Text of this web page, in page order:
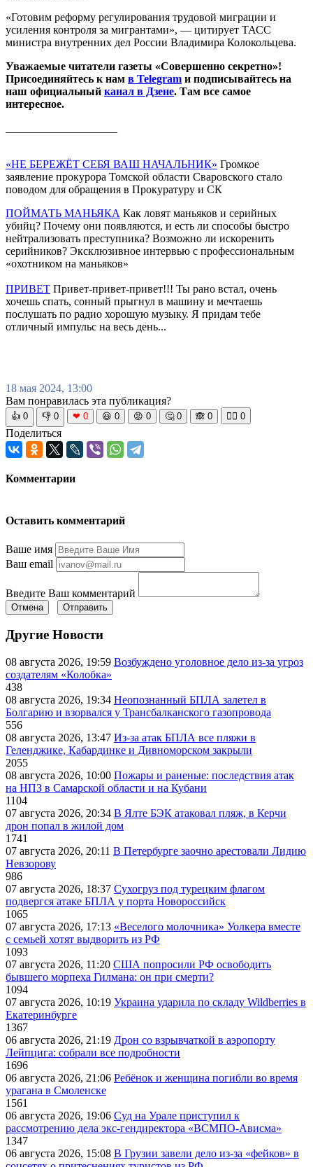
«Готовим реформу регулирования трудовой миграции и
усиления контроля за мигрантами», — цитирует ТАСС
министра внутренних дел России Владимира Колокольцева.
Уважаемые читатели газеты «Совершенно секретно»!
Присоединяйтесь к нам в Telegram и подписывайтесь на
наш официальный канал в Дзене. Там все самое
интересное.
«НЕ БЕРЕЖЁТ СЕБЯ ВАШ НАЧАЛЬНИК» Громкое
заявление прокурора Томской области Сваровского стало
поводом для обращения в Прокуратуру и СК
ПОЙМАТЬ МАНЬЯКА Как ловят маньяков и серийных
убийц? Почему они появляются, и есть ли способы быстро
нейтрализовать преступника? Возможно ли искоренить
серийников? Эксклюзивное интервью с профессиональным
«охотником на маньяков»
ПРИВЕТ Привет-привет-привет!!! Ты рано встал, очень
хочешь спать, сонный прыгнул в машину и мечтаешь
послушать по радио хорошую музыку. Я придам тебе
отличный импульс на весь день...
18 мая 2024, 13:00
Вам понравилась эта публикация?
👍 0 👎 0 ❤ 0 😆 0 😡 0 🤔 0 🙈 0 🧘‍♀️ 0
Поделиться
Комментарии
Оставить комментарий
Ваше имя
Ваш email
Введите Ваш комментарий
Отмена Отправить
Другие Новости
08 августа 2026, 19:59 Возбуждено уголовное дело из-за угроз
создателям «Колобка»
438
08 августа 2026, 19:34 Неопознанный БПЛА залетел в
Болгарию и взорвался у Трансбалканского газопровода
556
08 августа 2026, 13:47 Из-за атак БПЛА все пляжи в
Геленджике, Кабардинке и Дивноморском закрыли
2055
08 августа 2026, 10:00 Пожары и раненые: последствия атак
на НПЗ в Самарской области и на Кубани
1104
07 августа 2026, 20:34 В Ялте БЭК атаковал пляж, в Керчи
дрон попал в жилой дом
1741
07 августа 2026, 20:11 В Петербурге заочно арестовали Лидию
Невзорову
986
07 августа 2026, 18:37 Сухогруз под турецким флагом
подвергся атаке БПЛА у порта Новороссийск
1065
07 августа 2026, 17:13 «Веселого молочника» Уолкера вместе
с семьей хотят выдворить из РФ
1093
07 августа 2026, 11:20 США попросили РФ освободить
бывшего морпеха Гилмана: он при смерти?
1094
07 августа 2026, 10:19 Украина ударила по складу Wildberries в
Екатеринбурге
1367
06 августа 2026, 21:19 Дрон со взрывчаткой в аэропорту
Лейпцига: собрали все подробности
1696
06 августа 2026, 21:06 Ребёнок и женщина погибли во время
урагана в Смоленске
1561
06 августа 2026, 19:06 Суд на Урале приступил к
рассмотрению дела экс-гендиректора «ВСМПО-Ависма»
1347
06 августа 2026, 15:08 В Грузии завели дело из-за «фейков» в